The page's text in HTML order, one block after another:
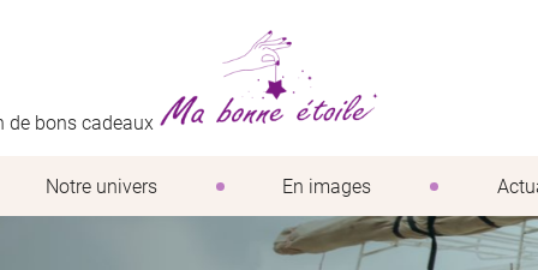
de bons cadeaux
Notre univers En images